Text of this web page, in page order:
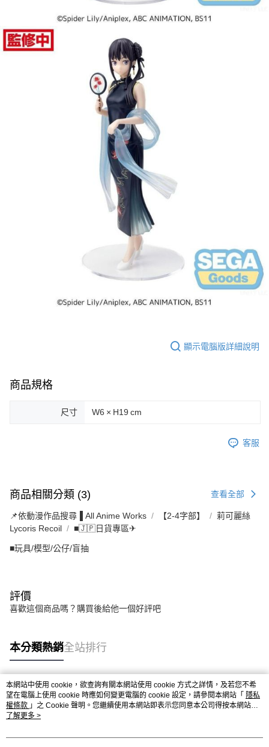
顯示電腦版詳細說明
商品規格
尺寸 W6 × H19 cm
客服
商品相關分類 (3) 查看全部
📌依動漫作品搜尋▐ All Anime Works 【2-4字部】
莉可麗絲
Lycoris Recoil
■🇯🇵日貨專區✈
■玩具/模型/公仔/盲抽
評價
喜歡這個商品嗎？購買後給他一個好評吧
本分類熱銷全站排行
熱門標籤
本網站中使用 cookie，欲查詢有關本網站使用 cookie 方式之詳情，及若您不希
望在電腦上使用 cookie 時應如何變更電腦的 cookie 設定，請參閱本網站「 隱私
權條款 」之 Cookie 聲明。您繼續使用本網站即表示您同意本公司得按本網站使
用條款之 Cookie 聲明使用 cookie。
了解更多 >